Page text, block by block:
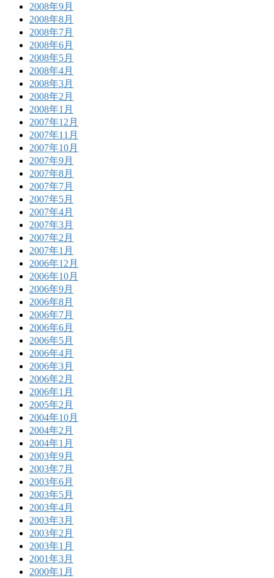
2008年9月
2008年8月
2008年7月
2008年6月
2008年5月
2008年4月
2008年3月
2008年2月
2008年1月
2007年12月
2007年11月
2007年10月
2007年9月
2007年8月
2007年7月
2007年5月
2007年4月
2007年3月
2007年2月
2007年1月
2006年12月
2006年10月
2006年9月
2006年8月
2006年7月
2006年6月
2006年5月
2006年4月
2006年3月
2006年2月
2006年1月
2005年2月
2004年10月
2004年2月
2004年1月
2003年9月
2003年7月
2003年6月
2003年5月
2003年4月
2003年3月
2003年2月
2003年1月
2001年3月
2000年1月